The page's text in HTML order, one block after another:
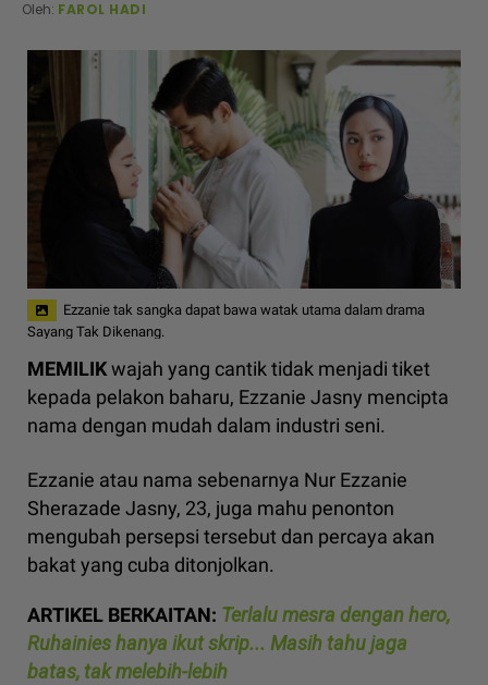
Oleh: FAROL HADI
Ezzanie tak sangka dapat bawa watak utama dalam drama
Sayang Tak Dikenang.
MEMILIKwajah yang cantik tidak menjadi tiket
kepada pelakon baharu, Ezzanie Jasny mencipta
nama dengan mudah dalam industri seni.
Ezzanie atau nama sebenarnya Nur Ezzanie
Sherazade Jasny, 23, juga mahu penonton
mengubah persepsi tersebut dan percaya akan
bakat yang cuba ditonjolkan.
ARTIKEL BERKAITAN: Terlalu mesra dengan hero,
Ruhainies hanya ikut skrip... Masih tahu jaga
batas, tak melebih-lebih